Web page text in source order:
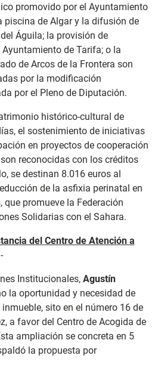
promovido por el Ayuntamiento
piscina de Algar y la difusión de
Águila; la provisión de
de Tarifa; o la
de Arcos de la Frontera son
por la modificación
por el Pleno de Diputación.
histórico-cultural de
el sostenimiento de iniciativas
en proyectos de cooperación
reconocidas con los créditos
se destinan 8.016 euros al
de la asfixia perinatal en
promueve la Federación
Solidarias con el Sahara.
del Centro de Atención a
Institucionales, Agustín
la oportunidad y necesidad de
sito en el número 16 de
a favor del Centro de Acogida de
ampliación se concreta en 5
la propuesta por